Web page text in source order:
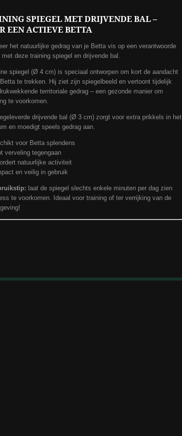
SPIEGEL MET DRIJVENDE BAL –
EEN ACTIEVE BETTA
het natuurlijke gedrag van je Betta vis op een verantwoorde
met deze training spiegel en drijvende bal.
spiegel (Ø 4 cm) is speciaal ontworpen om kort de aandacht
te trekken. Hij ziet zijn spiegelbeeld en vertoont tijdelijk
territoriale gedrag – een gezonde manier om
te voorkomen.
drijvende bal (Ø 3 cm) zorgt voor extra prikkels in het
en moedigt speels gedrag aan.
voor Betta splendens
verveling tegengaan
natuurlijke activiteit
en veilig in gebruik
laat de spiegel slechts enkele minuten per dag zien
te voorkomen. Ideaal voor training of ter verrijking van de